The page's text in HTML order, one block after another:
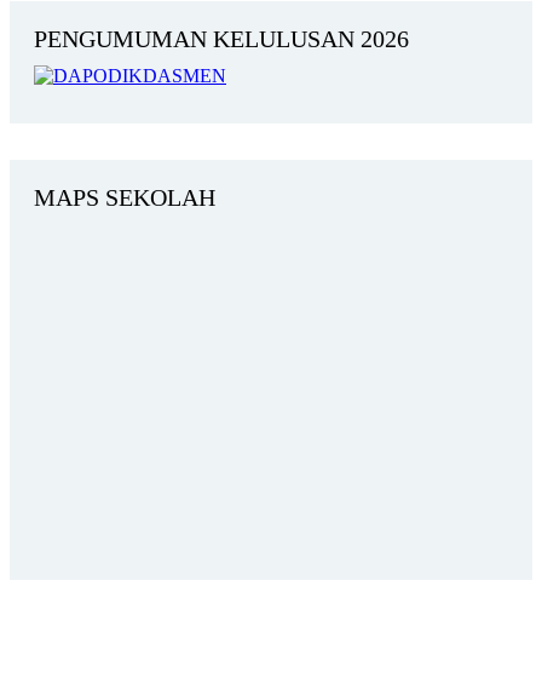
PENGUMUMAN KELULUSAN 2026
MAPS SEKOLAH